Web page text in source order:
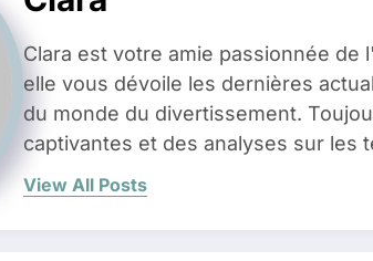
Clara est votre amie passionnée
elle vous dévoile les dernières
du monde du divertissement.
captivantes et des analyses sur les
View All Posts